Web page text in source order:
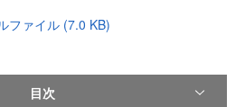
ファイル (7.0 KB)
目次